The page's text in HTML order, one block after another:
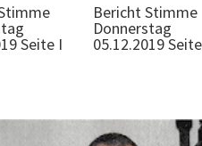
Seite I
Bericht Stimme
Donnerstag
05.12.2019